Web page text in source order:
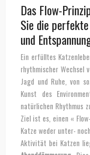
Das Flow-
Sie die
und
Ein erfülltes
rhythmischer Wechsel
Jagd und Ruhe, von
Kunst des
natürlichen Rhythmus
Ziel ist es, einen «
Katze weder unter-
Aktivität bei Katzen